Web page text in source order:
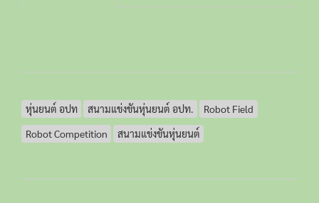
หุ่นยนต์ อปท สนามแข่งขันหุ่นยนต์ อปท.
Robot Field
Robot Competition
สนามแข่งขันหุ่นยนต์